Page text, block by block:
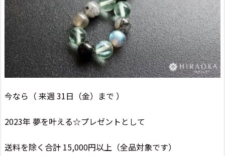
今なら（ 来週 31日（金）まで ）
2023年 夢を叶える☆プレゼントとして
送料を除く合計 15,000円以上（全品対象です）